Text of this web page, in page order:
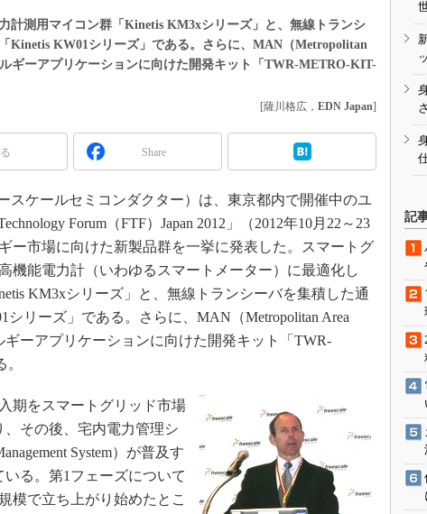
講座
の基礎知識
／ADCとノイ
ー駆動入門講
の活用設計」
た5G
価試験はど
る【Z-Wave
計測用マイコン群「Kinetis KM3xシリーズ」と、無線トランシ
Kinetis KW01シリーズ」である。さらに、MAN（Metropolitan
ギーアプリケーションに向けた開発キット「TWR-METRO-KIT-
[薩川格広， EDN Japan]
Share
スケールセミコンダクター）は、東京都内で開催中のユ
Forum（FTF）Japan 2012」（2012年10月22～23
ー市場に向けた新製品群を一挙に発表した。スマートグ
機能電力計（いわゆるスマートメーター）に最適化し
KM3xシリーズ」と、無線トランシーバを集積した通
シリーズ」である。さらに、MAN（Metropolitan Area
ーアプリケーションに向けた開発キット「TWR-
期をスマートグリッド市場
その後、宅内電力管理シ
System）が普及す
る。第1フェーズについて
模で立ち上がり始めたとこ
記